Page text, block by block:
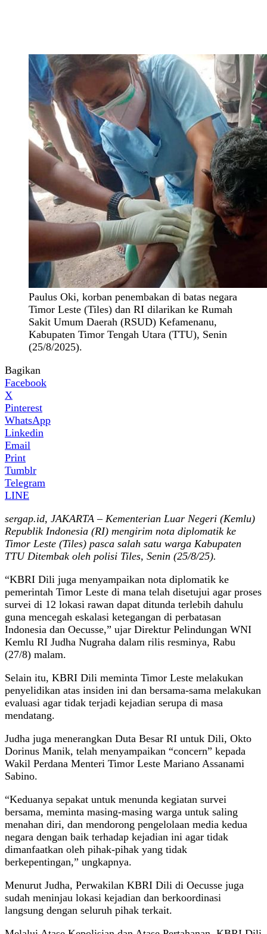
Paulus Oki, korban penembakan di batas negara
Timor Leste (Tiles) dan RI dilarikan ke Rumah
Sakit Umum Daerah (RSUD) Kefamenanu,
Kabupaten Timor Tengah Utara (TTU), Senin
(25/8/2025).
Bagikan
Facebook
X
Pinterest
WhatsApp
Linkedin
Email
Print
Tumblr
Telegram
LINE
sergap.id, JAKARTA – Kementerian Luar Negeri (Kemlu)
Republik Indonesia (RI) mengirim nota diplomatik ke
Timor Leste (Tiles) pasca salah satu warga Kabupaten
TTU Ditembak oleh polisi Tiles, Senin (25/8/25).
“KBRI Dili juga menyampaikan nota diplomatik ke
pemerintah Timor Leste di mana telah disetujui agar proses
survei di 12 lokasi rawan dapat ditunda terlebih dahulu
guna mencegah eskalasi ketegangan di perbatasan
Indonesia dan Oecusse,” ujar Direktur Pelindungan WNI
Kemlu RI Judha Nugraha dalam rilis resminya, Rabu
(27/8) malam.
Selain itu, KBRI Dili meminta Timor Leste melakukan
penyelidikan atas insiden ini dan bersama-sama melakukan
evaluasi agar tidak terjadi kejadian serupa di masa
mendatang.
Judha juga menerangkan Duta Besar RI untuk Dili, Okto
Dorinus Manik, telah menyampaikan “concern” kepada
Wakil Perdana Menteri Timor Leste Mariano Assanami
Sabino.
“Keduanya sepakat untuk menunda kegiatan survei
bersama, meminta masing-masing warga untuk saling
menahan diri, dan mendorong pengelolaan media kedua
negara dengan baik terhadap kejadian ini agar tidak
dimanfaatkan oleh pihak-pihak yang tidak
berkepentingan,” ungkapnya.
Menurut Judha, Perwakilan KBRI Dili di Oecusse juga
sudah meninjau lokasi kejadian dan berkoordinasi
langsung dengan seluruh pihak terkait.